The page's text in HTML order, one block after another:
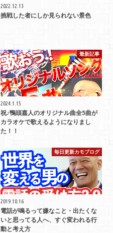
2022.12.13
挑戦した者にしか見られない景色
最新記事
2024.1.15
祝♪鴨頭嘉人のオリジナル曲全5曲が
カラオケで歌えるようになりまし
た！！
毎日更新カモブログ
2019.10.16
電話が鳴るって嫌なこと・出たくな
いと思ってる人へ、すぐ変われる行
動と考え方